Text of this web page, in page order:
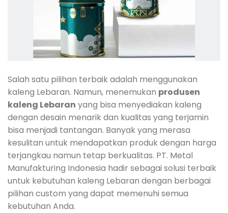
Salah satu pilihan terbaik adalah menggunakan
kaleng Lebaran. Namun, menemukan produsen
kaleng Lebaran yang bisa menyediakan kaleng
dengan desain menarik dan kualitas yang terjamin
bisa menjadi tantangan. Banyak yang merasa
kesulitan untuk mendapatkan produk dengan harga
terjangkau namun tetap berkualitas. PT. Metal
Manufakturing Indonesia hadir sebagai solusi terbaik
untuk kebutuhan kaleng Lebaran dengan berbagai
pilihan custom yang dapat memenuhi semua
kebutuhan Anda.